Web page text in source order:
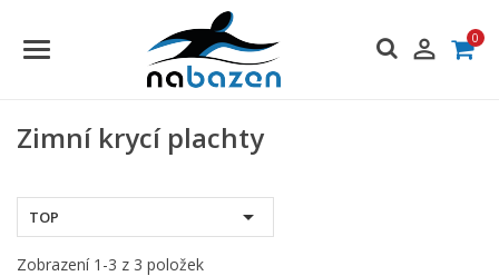
 0
Zimní krycí plachty
TOP 
Zobrazení 1-3 z 3 položek